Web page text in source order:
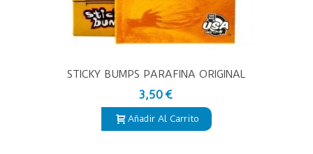
STICKY BUMPS PARAFINA ORIGINAL
WAX
3,50 €
Añadir Al Carrito